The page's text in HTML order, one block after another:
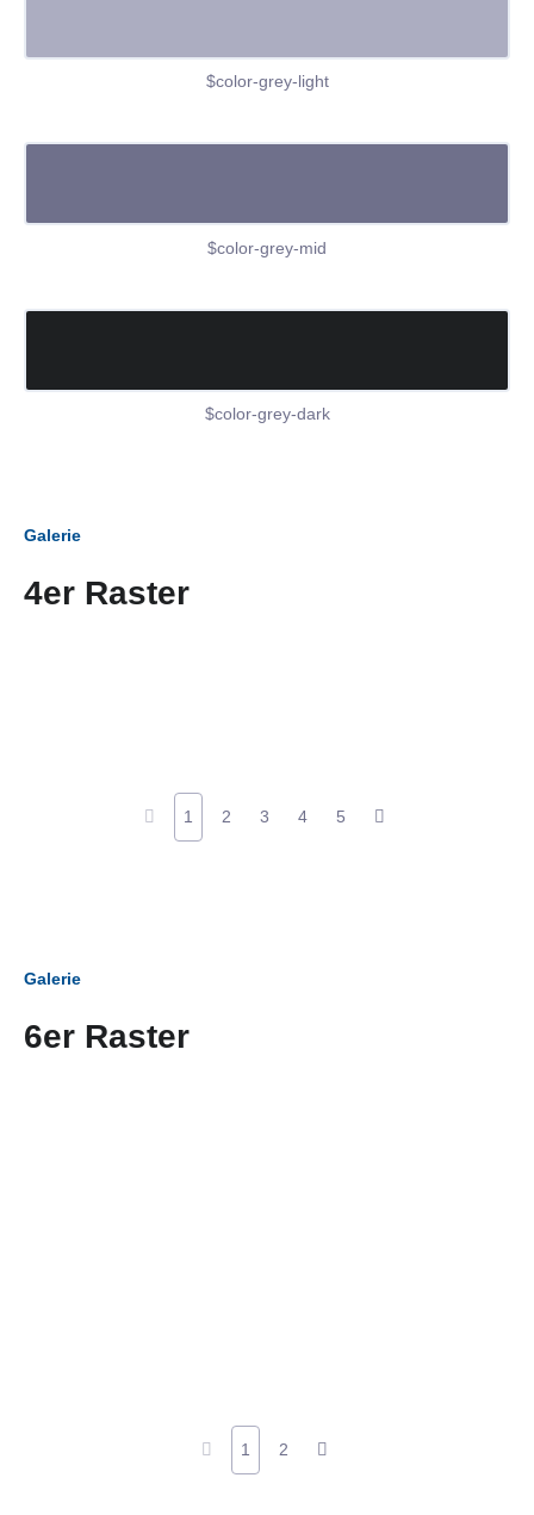
$color-grey-light
$color-grey-mid
$color-grey-dark
Galerie
4er Raster
1 2 3 4 5
Galerie
6er Raster
1 2